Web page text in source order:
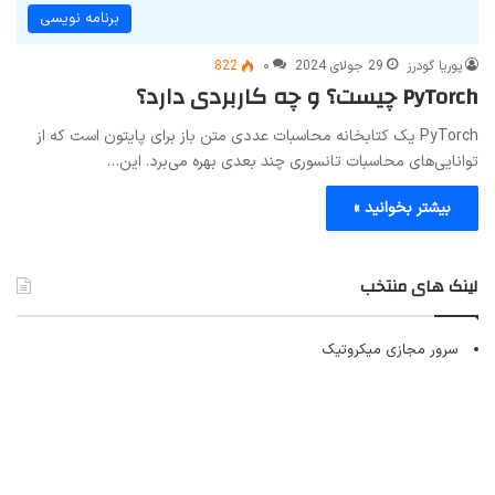
برنامه نویسی
پوریا گودرز 29 جولای 2024 ۰ 822
PyTorch چیست؟ و چه کاربردی دارد؟
PyTorch یک کتابخانه محاسبات عددی متن باز برای پایتون است که از
توانایی‌های محاسبات تانسوری چند بعدی بهره می‌برد. این…
بیشتر بخوانید »
لینک های منتخب
سرور مجازی میکروتیک